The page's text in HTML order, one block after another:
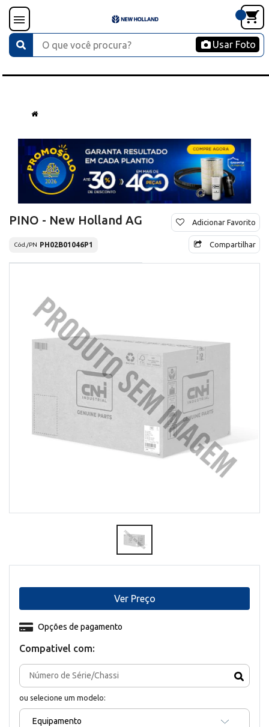
Usar Foto
PINO - New Holland AG
Cód./PN PH02B01046P1
Adicionar Favorito
Compartilhar
Compativel com:
ou selecione um modelo:
Equipamento
Opções de pagamento
Ver Preço